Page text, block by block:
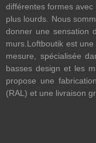
différentes formes
plus lourds. Nous
donner une sensation
murs.Loftboutik est
mesure, spécialisée
basses design et les
propose une
(RAL) et une livraison